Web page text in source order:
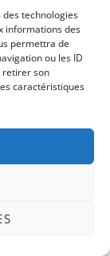
technologies
informations des
permettra de
ou les ID
retirer son
caractéristiques